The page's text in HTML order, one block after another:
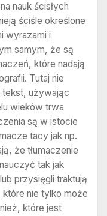
nauk ścisłych
ściśle określone
wyrazami i
samym, że są
które nadają
Tutaj nie
używając
wieków trwa
są w istocie
tacy jak np.
że tłumaczenie
tak jak
przysięgli traktują
nie tylko może
które jest